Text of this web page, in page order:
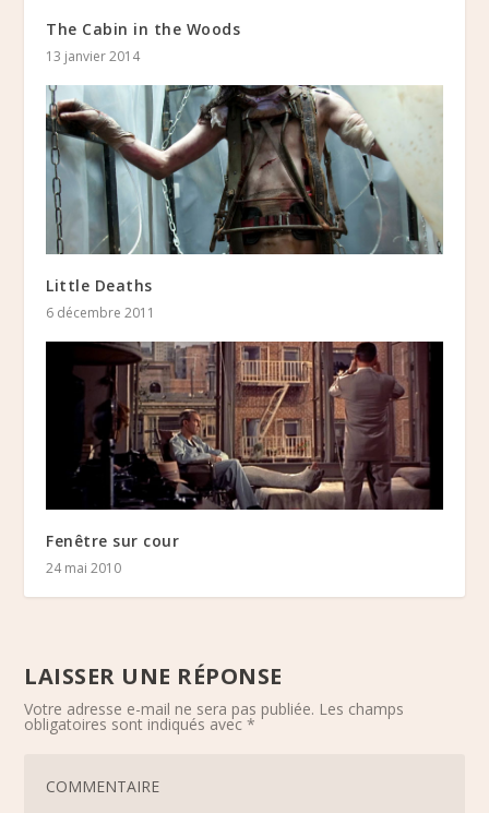
The Cabin in the Woods
13 janvier 2014
Little Deaths
6 décembre 2011
Fenêtre sur cour
24 mai 2010
LAISSER UNE RÉPONSE
Votre adresse e-mail ne sera pas publiée. Les champs
obligatoires sont indiqués avec*